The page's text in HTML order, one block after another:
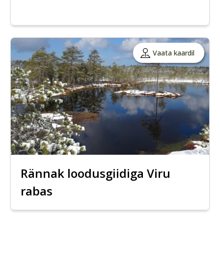
Vaata kaardil
Rännak loodusgiidiga Viru
rabas